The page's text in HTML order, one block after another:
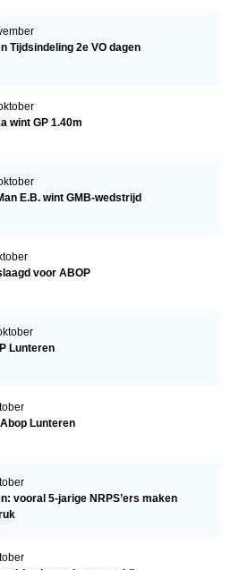
Tijdsindeling 2e VO dagen
wint GP 1.40m
E.B. wint GMB-wedstrijd
voor ABOP
Lunteren
Lunteren
vooral 5-jarige NRPS’ers maken